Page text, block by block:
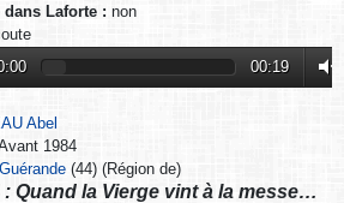
dans Laforte : non
00:19
Abel
1984
Guérande (44) (Région de)
: Quand la Vierge vint à la messe…